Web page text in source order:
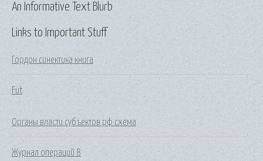
Links to Important Stuff
Гордон синектика книга
Fut
Органы власти субъектов рф схема
Журнал операций 8
An Informative Text Blurb